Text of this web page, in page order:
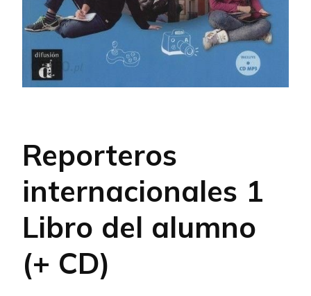
Reporteros
internacionales 1
Libro del alumno
(+ CD)